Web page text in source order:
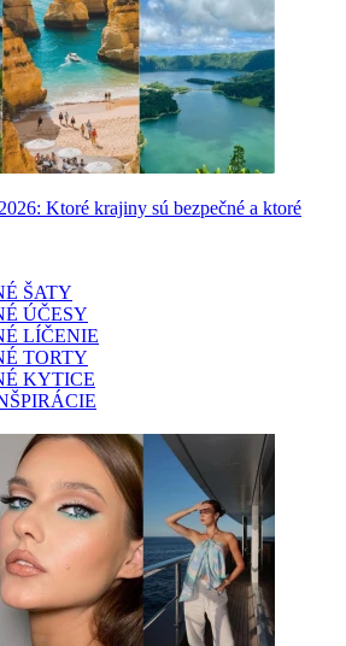
Ktoré krajiny sú bezpečné a ktoré
ŠATY
ÚČESY
LÍČENIE
TORTY
KYTICE